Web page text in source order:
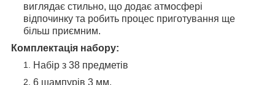
виглядає стильно, що додає атмосфері
відпочинку та робить процес приготування ще
більш приємним.
Комплектація набору:
Набір з 38 предметів
6 шампурів 3 мм.